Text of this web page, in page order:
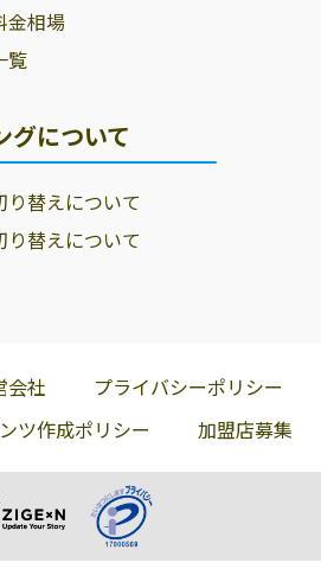
金相場
覧
グについて
り替えについて
り替えについて
会社
プライバシーポリシー
ツ作成ポリシー 加盟店募集